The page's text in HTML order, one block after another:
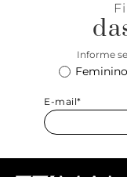
Informe
Feminino
E-mail*